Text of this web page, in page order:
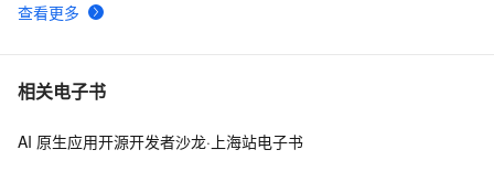
查看更多
相关电子书
AI 原生应用开源开发者沙龙·上海站电子书